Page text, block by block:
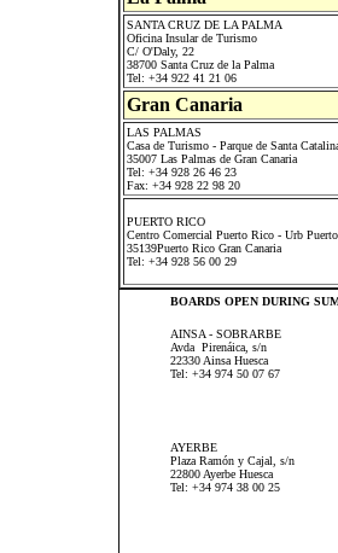
SANTA CRUZ DE LA PALMA
Oficina Insular de Turismo
C/ O'Daly, 22
38700 Santa Cruz de la Palma
Tel: +34 922 41 21 06
Gran Canaria
LAS PALMAS
Casa de Turismo - Parque de Santa
35007 Las Palmas de Gran Canaria
Tel: +34 928 26 46 23
Fax: +34 928 22 98 20
PUERTO RICO
Centro Comercial Puerto Rico - Urb
35139Puerto Rico Gran Canaria
Tel: +34 928 56 00 29
BOARDS OPEN DURING
AINSA - SOBRARBE
Avda Pirenáica, s/n
22330 Ainsa Huesca
Tel: +34 974 50 07 67
AYERBE
Plaza Ramón y Cajal, s/n
22800 Ayerbe Huesca
Tel: +34 974 38 00 25